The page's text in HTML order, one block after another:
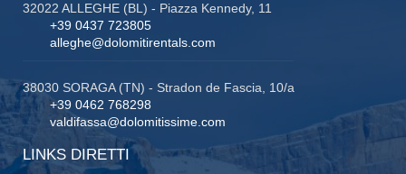
32022 ALLEGHE (BL) - Piazza Kennedy, 11
+39 0437 723805
alleghe@dolomitirentals.com
38030 SORAGA (TN) - Stradon de Fascia, 10/a
+39 0462 768298
valdifassa@dolomitissime.com
LINKS DIRETTI